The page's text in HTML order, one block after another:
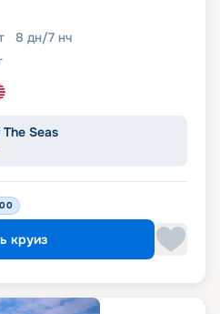
8 дн/7 нч
Seas
круиз